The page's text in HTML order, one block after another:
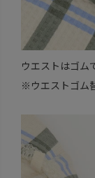
ウエストはゴム
※ウエストゴム